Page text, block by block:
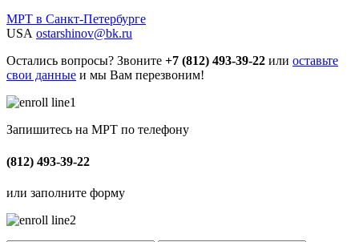
МРТ в Санкт-Петербурге
USA ostarshinov@bk.ru
Остались вопросы? Звоните +7 (812) 493-39-22 или оставьте
свои данные и мы Вам перезвоним!
Запишитесь на МРТ по телефону
(812) 493-39-22
или заполните форму